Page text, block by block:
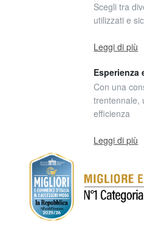
Scegli tra
utilizzati e
Leggi di più
Esperienza
Con una
trentennale,
efficienza
Leggi di più